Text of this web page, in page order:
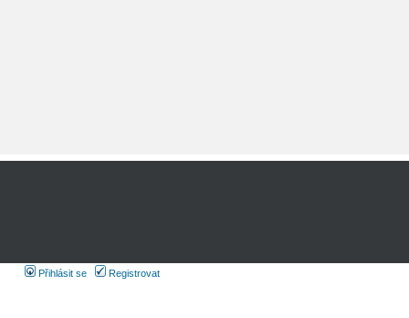
Přihlásit se Registrovat